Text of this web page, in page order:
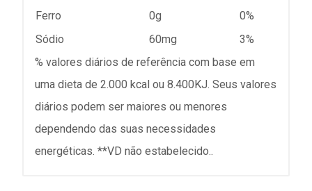
Ferro
0g
0%
Sódio
60mg
3%
% valores diários de referência com base em
uma dieta de 2.000 kcal ou 8.400KJ. Seus valores
diários podem ser maiores ou menores
dependendo das suas necessidades
energéticas. **VD não estabelecido..